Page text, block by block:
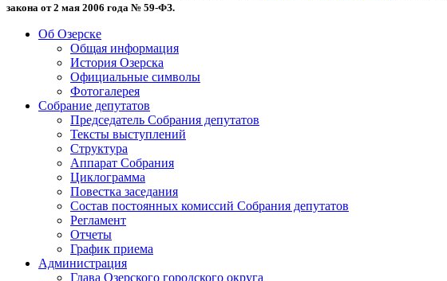
закона от 2 мая 2006 года № 59-ФЗ.
Об Озерске
Общая информация
История Озерска
Официальные символы
Фотогалерея
Собрание депутатов
Председатель Собрания депутатов
Тексты выступлений
Структура
Аппарат Собрания
Циклограмма
Повестка заседания
Состав постоянных комиссий Собрания депутатов
Регламент
Отчеты
График приема
Администрация
Глава Озерского городского округа